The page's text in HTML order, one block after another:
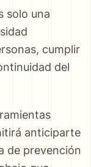
solo una
cumplir
del
anticiparte
de prevención